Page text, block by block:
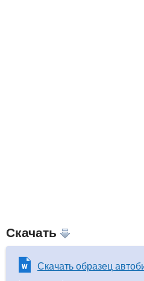
Скачать
Скачать образец